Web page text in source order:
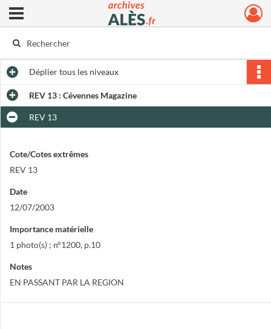
Archives municipales d'Alès
Ouvrir le menu déroulant
Dépliertous les niveaux
REV 13 : Cévennes Magazine
REV 13
Cote/Cotes extrêmes
REV 13
Date
12/07/2003
Importance matérielle
1 photo(s) ; n°1200, p.10
Notes
EN PASSANT PAR LA REGION